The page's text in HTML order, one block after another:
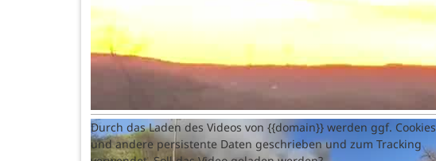
Durch das Laden des Videos von {{domain}} werden ggf. Cookies
und andere persistente Daten geschrieben und zum Tracking